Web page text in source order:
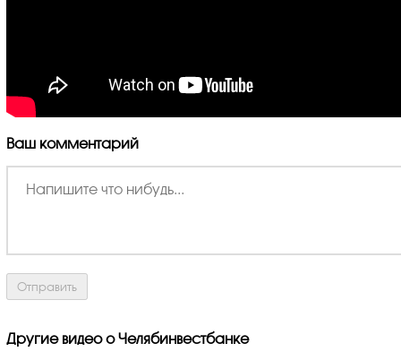
Ваш комментарий
Другие видео о Челябинвестбанке